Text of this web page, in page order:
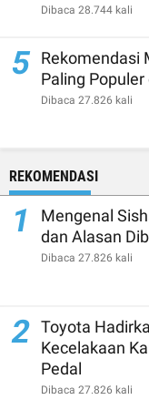
Dibaca 28.744 kali
5 Rekomendasi
Paling
Dibaca 27.826 kali
REKOMENDASI
1
Mengenal
dan Alasan
Dibaca 27.826 kali
2 Toyota
Kecelakaan
Pedal
Dibaca 27.826 kali